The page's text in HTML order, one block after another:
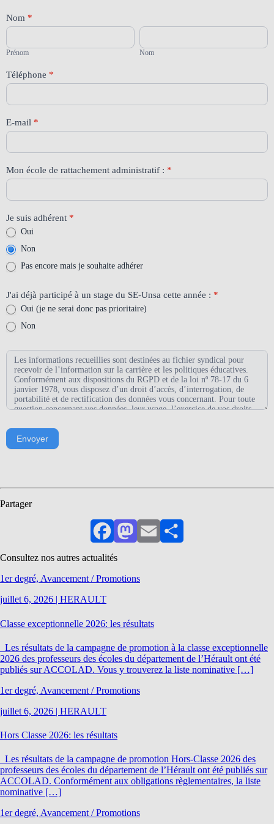
[66]
Stage
du
-
vendredi
avril
Nom *
Prénom
Prénom
Nom
Nom
Téléphone *
E-mail *
Mon école de rattachement administratif : *
Je suis adhérent *
Oui
Non
Pas encore mais je souhaite adhérer
J'ai déjà participé à un stage du SE-Unsa cette année : *
Oui (je ne serai donc pas prioritaire)
Non
Envoyer
Partager
FacebookMastodon
EmailPartager
Consultez nos autres actualités
1er degré, Avancement / Promotions
juillet 6, 2026 | HERAULT
Classe exceptionnelle 2026: les résultats
Les résultats de la campagne de promotion à la classe exceptionnelle
2026 des professeurs des écoles du département de l’Hérault ont été
publiés sur ACCOLAD. Vous y trouverez la liste nominative […]
1er degré, Avancement / Promotions
juillet 6, 2026 | HERAULT
Hors Classe 2026: les résultats
Les résultats de la campagne de promotion Hors-Classe 2026 des
professeurs des écoles du département de l’Hérault ont été publiés sur
ACCOLAD. Conformément aux obligations règlementaires, la liste
nominative […]
1er degré, Avancement / Promotions